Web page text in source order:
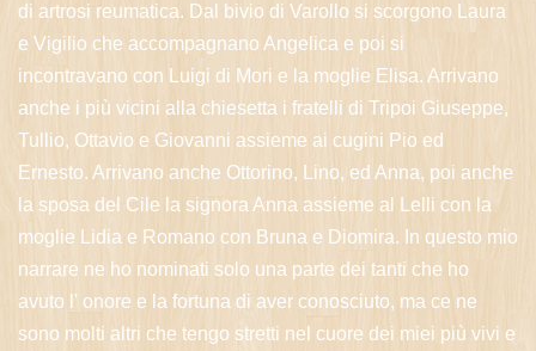
di artrosi reumatica. Dal bivio di Varollo si scorgono Laura
e Vigilio che accompagnano Angelica e poi si
incontravano con Luigi di Mori e la moglie Elisa. Arrivano
anche i più vicini alla chiesetta i fratelli di Tripoi Giuseppe,
Tullio, Ottavio e Giovanni assieme ai cugini Pio ed
Ernesto. Arrivano anche Ottorino, Lino, ed Anna, poi anche
la sposa del Cile la signora Anna assieme al Lelli con la
moglie Lidia e Romano con Bruna e Diomira. In questo mio
narrare ne ho nominati solo una parte dei tanti che ho
avuto l' onore e la fortuna di aver conosciuto, ma ce ne
sono molti altri che tengo stretti nel cuore dei miei più vivi e